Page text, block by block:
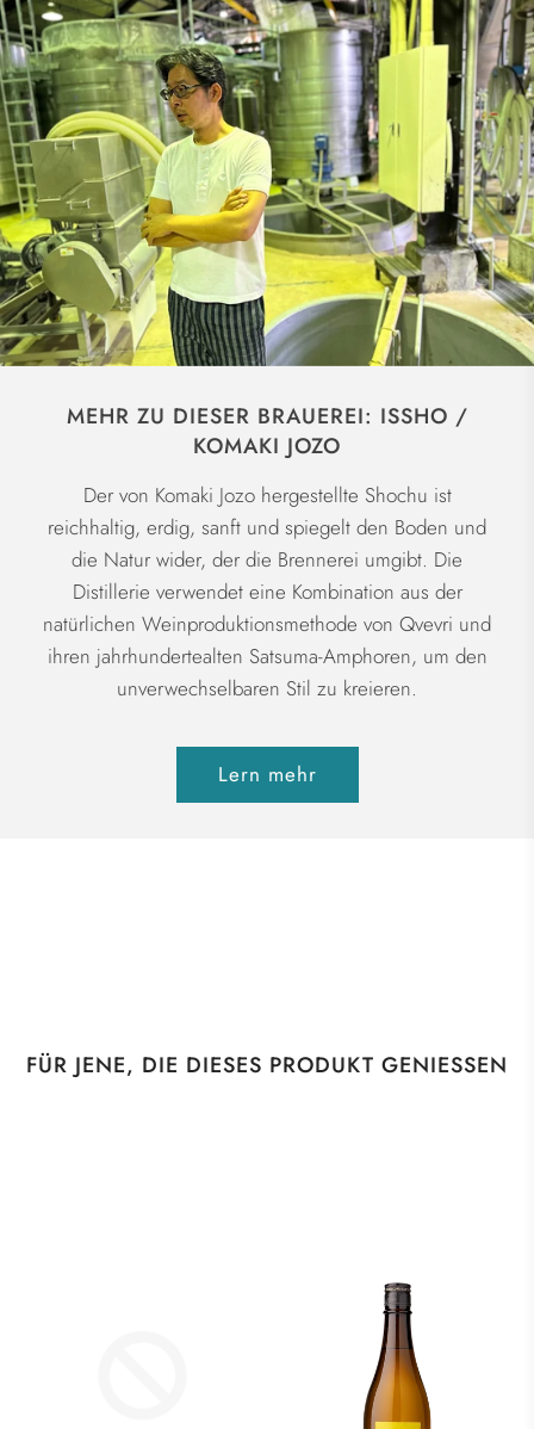
MEHR ZU DIESER BRAUEREI: ISSHO /
KOMAKI JOZO
Der von Komaki Jozo hergestellte Shochu ist
reichhaltig, erdig, sanft und spiegelt den Boden und
die Natur wider, der die Brennerei umgibt. Die
Distillerie verwendet eine Kombination aus der
natürlichen Weinproduktionsmethode von Qvevri und
ihren jahrhundertealten Satsuma-Amphoren, um den
unverwechselbaren Stil zu kreieren.
Lern mehr
FÜR JENE, DIE DIESES PRODUKT GENIESSEN